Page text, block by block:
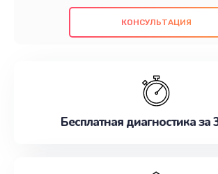
также гарантируем качество всех
проведенных работ. Наша цель -
наилучшим образом. Не медлите
КОНСУЛЬТАЦИЯ
Бесплатная диагностика за